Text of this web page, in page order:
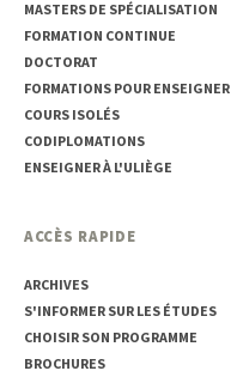
MASTERS DE SPÉCIALISATION
FORMATION CONTINUE
DOCTORAT
FORMATIONS POUR ENSEIGNER
COURS ISOLÉS
CODIPLOMATIONS
ENSEIGNER À L'ULIÈGE
ACCÈS RAPIDE
ARCHIVES
S'INFORMER SUR LES ÉTUDES
CHOISIR SON PROGRAMME
BROCHURES